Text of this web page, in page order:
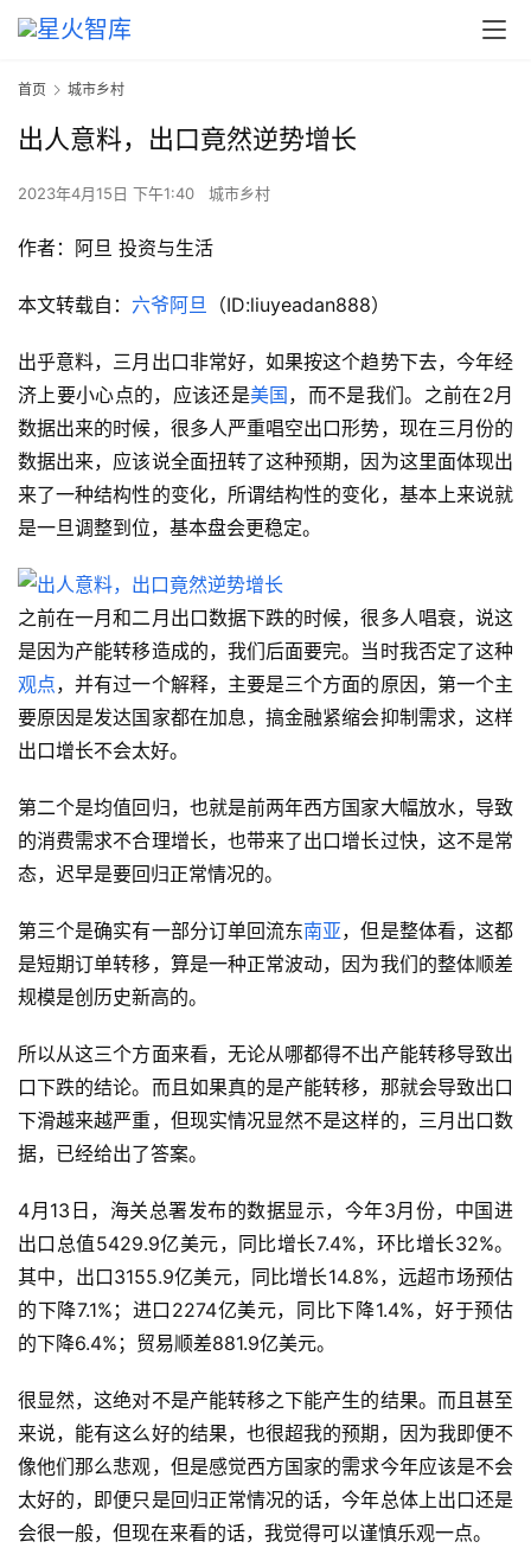
首页 城市乡村
出人意料，出口竟然逆势增长
2023年4月15日 下午1:40 城市乡村
作者： 阿旦 投资与生活
本文转载自： 六爷阿旦 （ID:liuyeadan888）
出乎意料，三月出口非常好，如果按这个趋势下去，今年经
济上要小心点的，应该还是美国 ，而不是我们。之前在2月
数据出来的时候，很多人严重唱空出口形势，现在三月份的
数据出来，应该说全面扭转了这种预期，因为这里面体现出
来了一种结构性的变化，所谓结构性的变化，基本上来说就
是一旦调整到位，基本盘会更稳定。
之前在一月和二月出口数据下跌的时候，很多人唱衰，说这
是因为产能转移造成的，我们后面要完。当时我否定了这种
观点，并有过一个解释，主要是三个方面的原因，第一个主
要原因是发达国家都在加息，搞金融紧缩会抑制需求，这样
出口增长不会太好。
第二个是均值回归，也就是前两年西方国家大幅放水，导致
的消费需求不合理增长，也带来了出口增长过快，这不是常
态，迟早是要回归正常情况的。
第三个是确实有一部分订单回流东南亚，但是整体看，这都
是短期订单转移，算是一种正常波动，因为我们的整体顺差
规模是创历史新高的。
所以从这三个方面来看，无论从哪都得不出产能转移导致出
口下跌的结论。而且如果真的是产能转移，那就会导致出口
下滑越来越严重，但现实情况显然不是这样的，三月出口数
据，已经给出了答案。
4月13日，海关总署发布的数据显示，今年3月份，中国进
出口总值5429.9亿美元，同比增长7.4%，环比增长32%。
其中，出口3155.9亿美元，同比增长14.8%，远超市场预估
的下降7.1%；进口2274亿美元，同比下降1.4%，好于预估
的下降6.4%；贸易顺差881.9亿美元。
很显然，这绝对不是产能转移之下能产生的结果。而且甚至
来说，能有这么好的结果，也很超我的预期，因为我即便不
像他们那么悲观，但是感觉西方国家的需求今年应该是不会
太好的，即便只是回归正常情况的话，今年总体上出口还是
会很一般，但现在来看的话，我觉得可以谨慎乐观一点。